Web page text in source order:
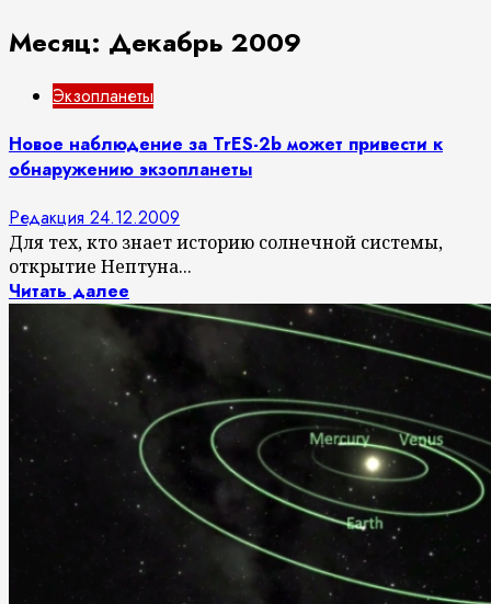
Месяц: Декабрь 2009
Экзопланеты
Новое наблюдение за TrES-2b может привести к
обнаружению экзопланеты
Редакция 24.12.2009
Для тех, кто знает историю солнечной системы,
открытие Нептуна...
Читать далее